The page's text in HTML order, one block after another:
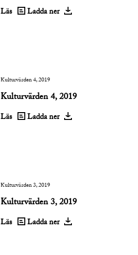
Läs Ladda ner
Kulturvärden 4, 2019
Kulturvärden 4, 2019
Läs Ladda ner
Kulturvärden 3, 2019
Kulturvärden 3, 2019
Läs Ladda ner